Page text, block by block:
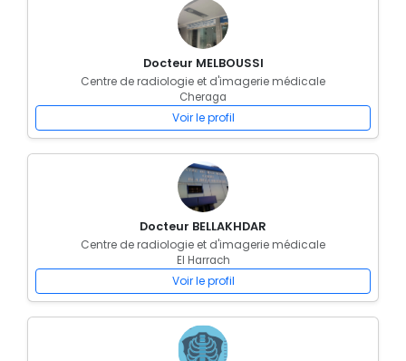
Docteur MELBOUSSI
Centre de radiologie et d'imagerie médicale
Cheraga
Voir le profil
Docteur BELLAKHDAR
Centre de radiologie et d'imagerie médicale
El Harrach
Voir le profil